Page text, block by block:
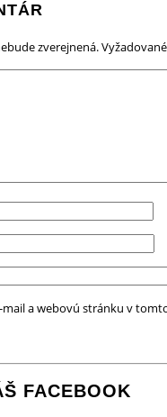
zverejnená.
mail a webovú stránku v
FACEBOOK